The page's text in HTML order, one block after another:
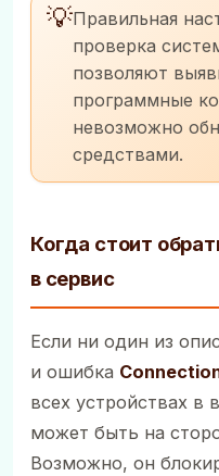
💡Правильная
проверка
позволяют
программные
невозможно
средствами.
Когда стоит
в сервис
Если ни один из
и ошибка
всех устройствах в
может быть на
Возможно, он